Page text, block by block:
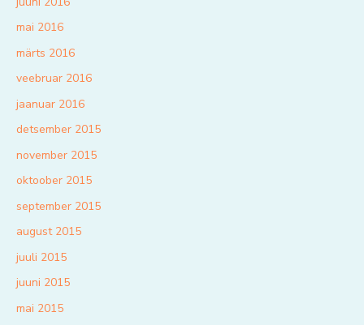
mai 2016
märts 2016
veebruar 2016
jaanuar 2016
detsember 2015
november 2015
oktoober 2015
september 2015
august 2015
juuli 2015
juuni 2015
mai 2015